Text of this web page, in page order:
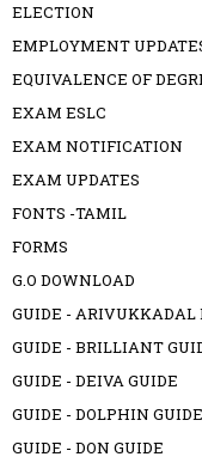
ELECTION
EMPLOYMENT
EQUIVALENCE OF
EXAM ESLC
EXAM NOTIFICATION
EXAM UPDATES
FONTS -TAMIL
FORMS
G.O DOWNLOAD
GUIDE - ARIVUKKADAL
GUIDE - BRILLIANT
GUIDE - DEIVA GUIDE
GUIDE - DOLPHIN GUIDE
GUIDE - DON GUIDE